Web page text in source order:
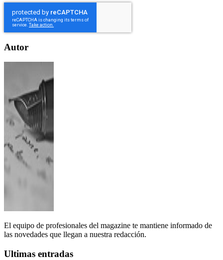
Autor
El equipo de profesionales del magazine te mantiene informado de
las novedades que llegan a nuestra redacción.
Ultimas entradas